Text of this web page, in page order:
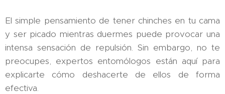
El simple pensamiento de tener chinches en tu cama
y ser picado mientras duermes puede provocar una
intensa sensación de repulsión. Sin embargo, no te
preocupes, expertos entomólogos están aquí para
explicarte cómo deshacerte de ellos de forma
efectiva.